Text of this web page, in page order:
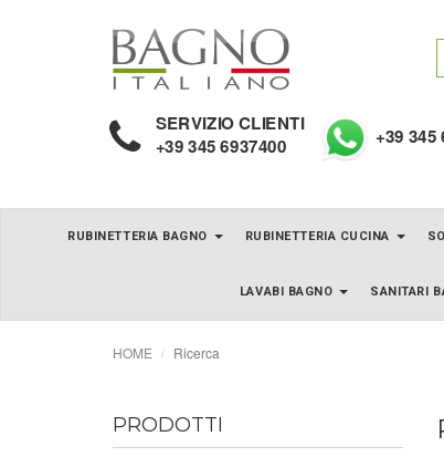
SERVIZIO CLIENTI
+39 345 6937400 +39 345
RUBINETTERIA BAGNO RUBINETTERIA CUCINA
LAVABI BAGNO SANITARI
HOME Ricerca
PRODOTTI